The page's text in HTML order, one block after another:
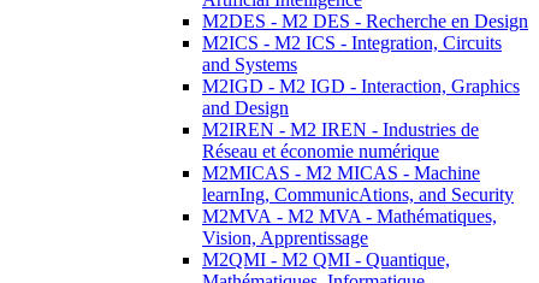
M2DES - M2 DES - Recherche en Design
M2ICS - M2 ICS - Integration, Circuits
and Systems
M2IGD - M2 IGD - Interaction, Graphics
and Design
M2IREN - M2 IREN - Industries de
Réseau et économie numérique
M2MICAS - M2 MICAS - Machine
learnIng, CommunicAtions, and Security
M2MVA - M2 MVA - Mathématiques,
Vision, Apprentissage
M2QMI - M2 QMI - Quantique,